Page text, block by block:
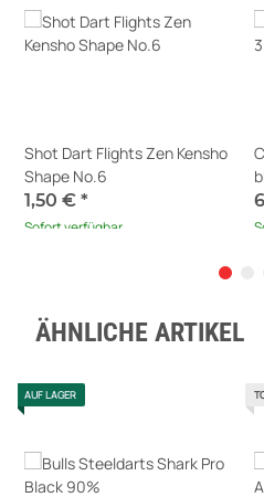
Shot Dart Flights Zen Kensho
Shape No.6
1,50 € *
Sofort verfügbar
ÄHNLICHE ARTIKEL
AUF LAGER